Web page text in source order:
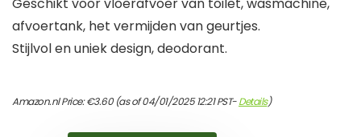
Geschikt voor vloerafvoer van toilet, wasmachine,
afvoertank, het vermijden van geurtjes.
Stijlvol en uniek design, deodorant.
Amazon.nl Price:€3.60(as of 04/01/2025 12:21 PST-Details)